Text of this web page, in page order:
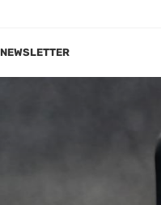
NEWSLETTER